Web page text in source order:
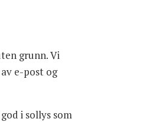
grunn. Vi
e-post og
i sollys som